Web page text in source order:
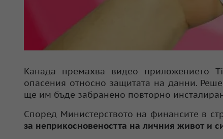
Канада премахва видео приложението
опасения относно защитата на данни.
ще им бъде забранено повторно
Според Министерството на финансите в
за неприкосновеността на личния живот и